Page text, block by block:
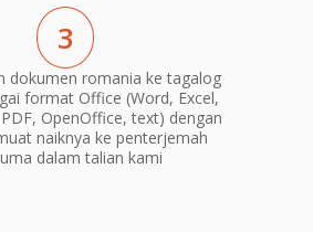
3
dokumen romania ke tagalog
format Office (Word, Excel,
OpenOffice, text) dengan
naiknya ke penterjemah
dalam talian kami